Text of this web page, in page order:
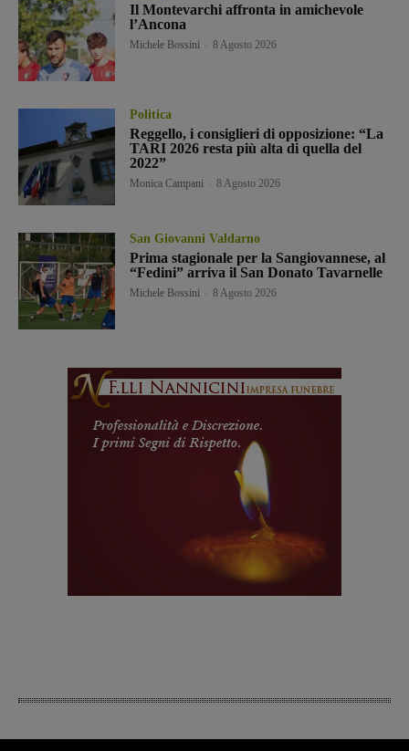
Il Montevarchi affronta in amichevole
l’Ancona
Michele Bossini 8 Agosto 2026
Politica
Reggello, i consiglieri di opposizione: “La
TARI 2026 resta più alta di quella del
2022”
Monica Campani 8 Agosto 2026
San Giovanni Valdarno
Prima stagionale per la Sangiovannese, al
“Fedini” arriva il San Donato Tavarnelle
Michele Bossini 8 Agosto 2026